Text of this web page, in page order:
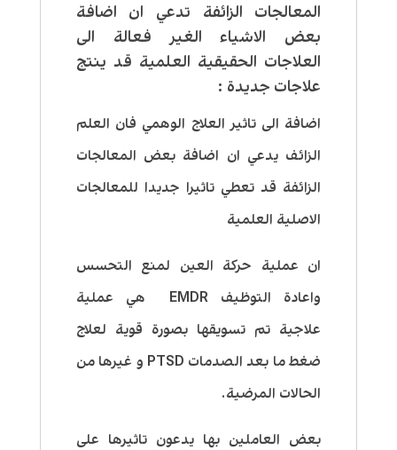
المعالجات الزائفة تدعي ان اضافة
بعض الاشياء الغير فعالة الى
العلاجات الحقيقية العلمية قد ينتج
علاجات جديدة :
اضافة الى تاثير العلاج الوهمي فان العلم
الزائف يدعي ان اضافة بعض المعالجات
الزائفة قد تعطي تاثيرا جديدا للمعالجات
الاصلية العلمية
ان عملية حركة العين لمنع التحسس
واعادة التوظيف EMDR هي عملية
علاجية تم تسويقها بصورة قوية لعلاج
ضغط ما بعد الصدمات PTSD و غيرها من
الحالات المرضية.
بعض العاملين بها يدعون تاثيرها على